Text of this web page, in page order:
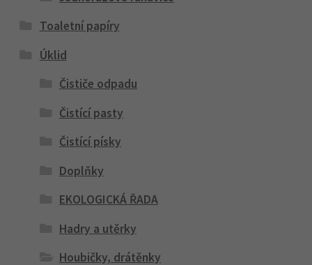
Toaletní papíry
Úklid
Čističe odpadu
Čistící pasty
Čistící písky
Doplňky
EKOLOGICKÁ ŘADA
Hadry a utěrky
Houbičky, drátěnky